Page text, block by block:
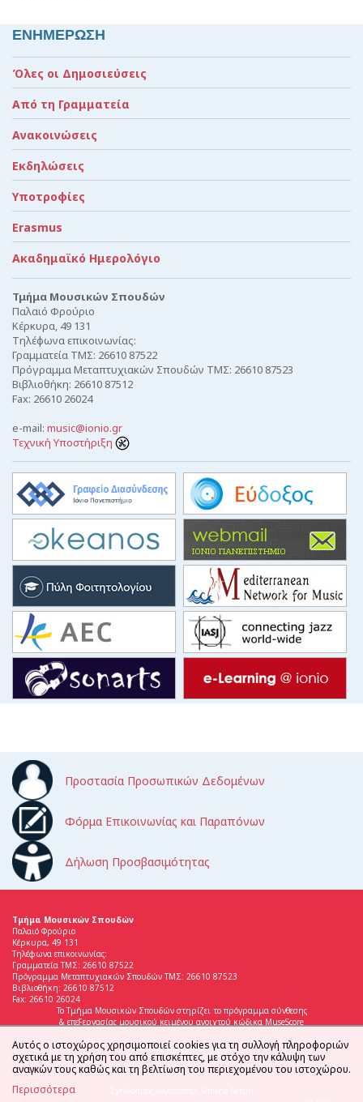
ΕΝΗΜΕΡΩΣΗ
Όλες οι Δημοσιεύσεις
Από τη Γραμματεία
Ανακοινώσεις
Εκδηλώσεις
Υποτροφίες
Erasmus
Ακαδημαϊκό Ημερολόγιο
Τμήμα Μουσικών Σπουδών
Παλαιό Φρούριο
Κέρκυρα, 49 131
Τηλέφωνα επικοινωνίας:
Γραμματεία ΤΜΣ: 26610 87522
Πρόγραμμα Μεταπτυχιακών Σπουδών ΤΜΣ: 26610 87523
Βιβλιοθήκη: 26610 87512
Fax: 26610 26024
e-mail: music@ionio.gr
Τεχνική Υποστήριξη
Προστασία Προσωπικών Δεδομένων
Φόρμα Επικοινωνίας και Παραπόνων
Δήλωση Προσβασιμότητας
Τμήμα Μουσικών Σπουδών
Παλαιό Φρούριο
Κέρκυρα, 49 131
Τηλέφωνα επικοινωνίας:
Γραμματεία ΤΜΣ: 26610 87522
Πρόγραμμα Μεταπτυχιακών Σπουδών ΤΜΣ: 26610 87523
Βιβλιοθήκη: 26610 87512
Fax: 26610 26024
Το Τμήμα Μουσικών Σπουδών στηρίζει το πρόγραμμα σύνθεσης
& επεξεργασίας μουσικού κειμένου ανοιχτού κώδικα MuseScore
Αυτός ο ιστοχώρος χρησιμοποιεί cookies για τη συλλογή πληροφοριών
σχετικά με τη χρήση του από επισκέπτες, με στόχο την κάλυψη των
αναγκών τους καθώς και τη βελτίωση του περιεχομένου του ιστοχώρου.
Περισσότερα